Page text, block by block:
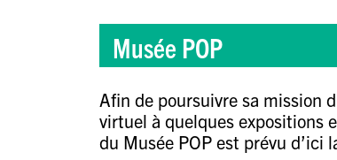
Musée POP
Afin de poursuivre sa mission
virtuel à quelques expositions
du Musée POP est prévu d’ici